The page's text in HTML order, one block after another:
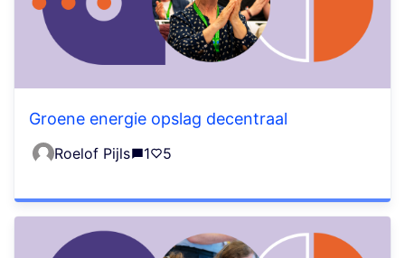
Groene energie opslag decentraal
Roelof Pijls 1 5